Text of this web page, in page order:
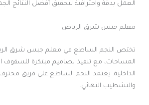
العمل بدقة واحترافية لتحقيق أفضل النتائج
معلم جبس شرق الرياض
تختص النجم الساطع في معلم جبس شرق
المساحات، مع تنفيذ تصاميم مبتكرة للسقوف
الداخلية. يعتمد النجم الساطع على فريق
والتشطيب النهائي.